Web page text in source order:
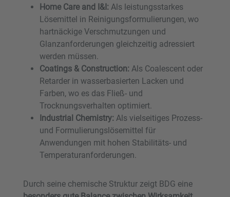
Home Care and I&I: Als leistungsstarkes
Lösemittel in Reinigungsformulierungen, wo
hartnäckige Verschmutzungen und
Glanzanforderungen gleichzeitig adressiert
werden müssen.
Coatings & Construction: Als Coalescent oder
Retarder in wasserbasierten Lacken und
Farben, wo es das Fließ- und
Trocknungsverhalten optimiert.
Industrial Chemistry: Als vielseitiges Prozess-
und Formulierungslösemittel für
Anwendungen mit hohen Stabilitäts- und
Temperaturanforderungen.
Durch seine chemische Struktur zeigt BDG eine